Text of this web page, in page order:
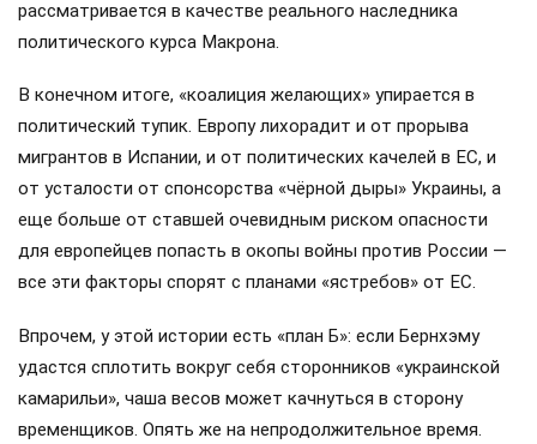
рассматривается в качестве реального наследника
политического курса Макрона.
В конечном итоге, «коалиция желающих» упирается в
политический тупик. Европу лихорадит и от прорыва
мигрантов в Испании, и от политических качелей в ЕС, и
от усталости от спонсорства «чёрной дыры» Украины, а
еще больше от ставшей очевидным риском опасности
для европейцев попасть в окопы войны против России —
все эти факторы спорят с планами «ястребов» от ЕС.
Впрочем, у этой истории есть «план Б»: если Бернхэму
удастся сплотить вокруг себя сторонников «украинской
камарильи», чаша весов может качнуться в сторону
временщиков. Опять же на непродолжительное время.